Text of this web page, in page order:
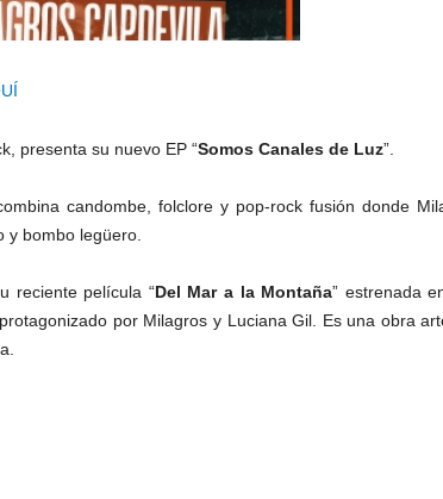
presenta su nuevo EP “Somos Canales de Luz”.
candombe, folclore y pop-rock fusión donde
y bombo legüero.
reciente película “Del Mar a la Montaña” estrenada
por Milagros y Luciana Gil. Es una obra